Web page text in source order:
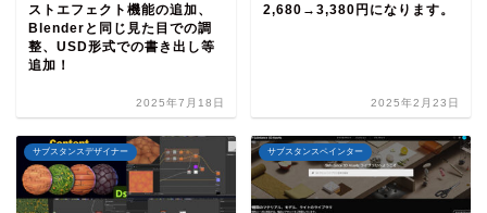
ストエフェクト機能の追加、
Blenderと同じ見た目での調
整、USD形式での書き出し等
追加！
2025年7月18日
2,680→3,380円になります。
2025年2月23日
サブスタンスデザイナー サブスタンスペインター